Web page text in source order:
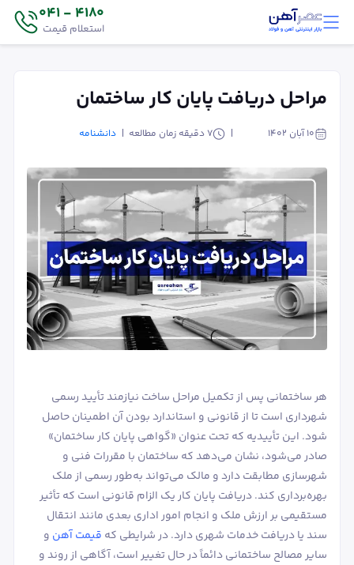
4180 - 041
استعلام قیمت
مراحل دریافت پایان کار ساختمان
۱۰ آبان ۱۴۰۲ 7 دقیقه زمان مطالعه دانشنامه
هر ساختمانی پس از تکمیل مراحل ساخت نیازمند تأیید رسمی
شهرداری است تا از قانونی و استاندارد بودن آن اطمینان حاصل
شود. این تأییدیه که تحت عنوان «گواهی پایان کار ساختمان»
صادر می‌شود، نشان می‌دهد که ساختمان با مقررات فنی و
شهرسازی مطابقت دارد و مالک می‌تواند به‌طور رسمی از ملک
بهره‌برداری کند. دریافت پایان کار یک الزام قانونی است که تأثیر
مستقیمی بر ارزش ملک و انجام امور اداری بعدی مانند انتقال
سند یا دریافت خدمات شهری دارد. در شرایطی که قیمت آهن و
سایر مصالح ساختمانی دائماً در حال تغییر است، آگاهی از روند و